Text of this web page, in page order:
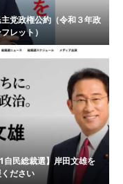
党政権公約（令和３年政
レット）
自民総裁選】岸田文雄を
ださい